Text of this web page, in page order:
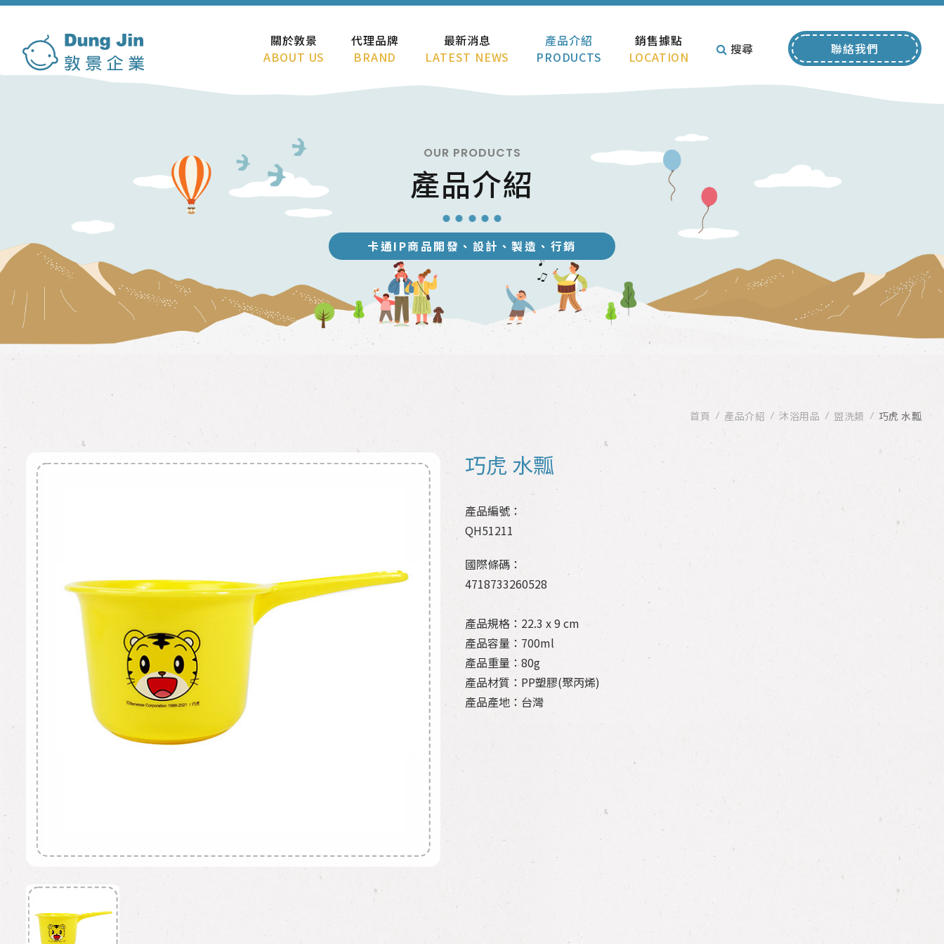
關於敦景
ABOUT US
代理品牌
BRAND
最新消息
LATEST NEWS
產品介紹
PRODUCTS
銷售據點
LOCATION
搜尋 聯絡我們
OUR PRODUCTS
產品介紹
卡通IP商品開發、設計、製造、行銷
首頁 產品介紹 沐浴用品 盥洗類 巧虎 水瓢
巧虎 水瓢
產品編號：
QH51211
國際條碼：
4718733260528
產品規格：22.3 x 9 cm
產品容量：700ml
產品重量：80g
產品材質：PP塑膠(聚丙烯)
產品產地：台灣